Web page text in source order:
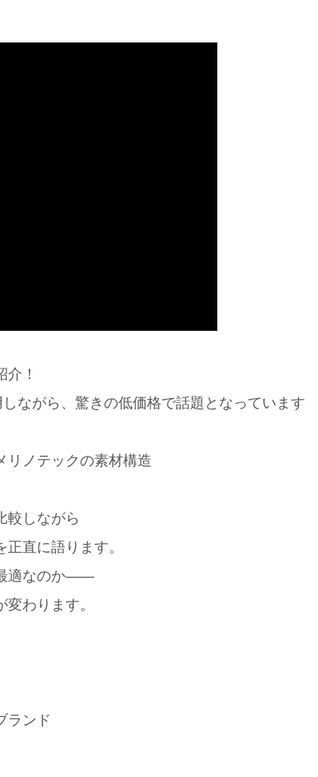
！
ながら、驚きの低価格で話題となっています
リノテックの素材構造
較しながら
直に語ります。
適なのか——
わります。
ランド